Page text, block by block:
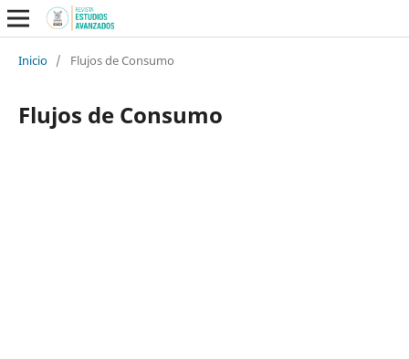
Inicio / Flujos de Consumo
Flujos de Consumo